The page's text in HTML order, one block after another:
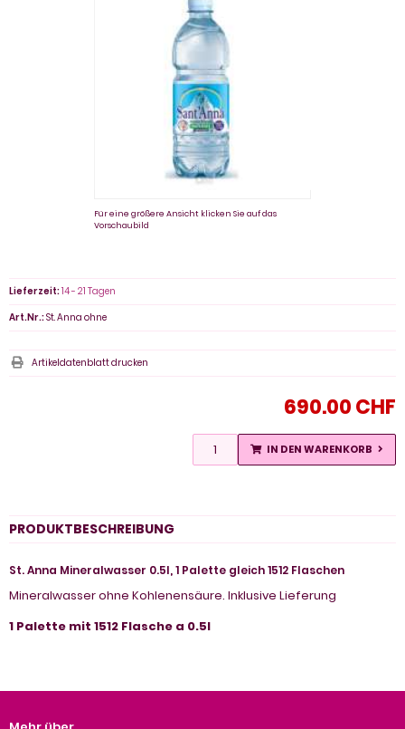
Für eine größere Ansicht klicken Sie auf das
Vorschaubild
690.00 CHF
IN DEN WARENKORB
Lieferzeit:14 - 21 Tagen
Art.Nr.:St. Anna ohne
Artikeldatenblatt drucken
PRODUKTBESCHREIBUNG
St. Anna Mineralwasser 0.5l, 1 Palette gleich 1512 Flaschen
Mineralwasser ohne Kohlenensäure. Inklusive Lieferung
1 Palette mit 1512 Flasche a 0.5l